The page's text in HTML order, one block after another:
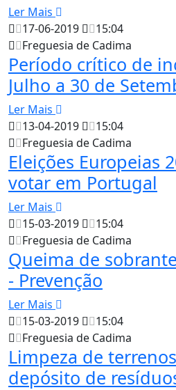
Ler Mais
17-06-2019
15:04
Freguesia de Cadima
Período crítico de
Julho a 30 de
Ler Mais
13-04-2019
15:04
Freguesia de Cadima
Eleições Europeias
votar em Portugal
Ler Mais
15-03-2019
15:04
Freguesia de Cadima
Queima de
- Prevenção
Ler Mais
15-03-2019
15:04
Freguesia de Cadima
Limpeza de
depósito de